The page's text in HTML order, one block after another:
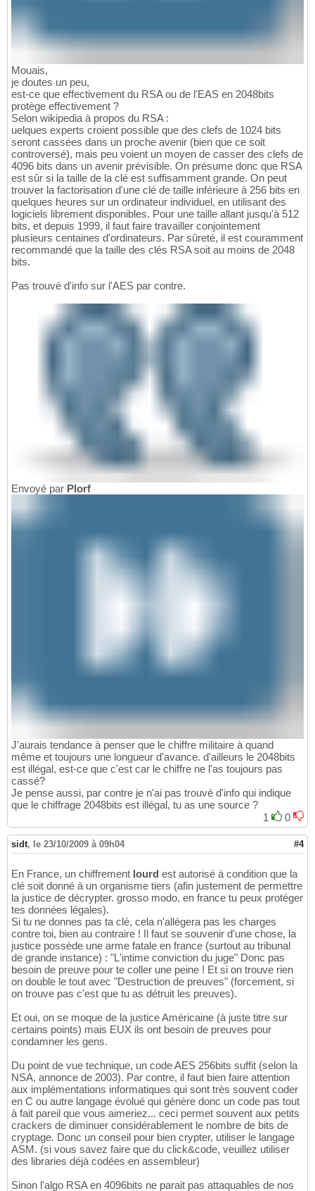
Mouais,
je doutes un peu,
est-ce que effectivement du RSA ou de l'EAS en 2048bits
protège effectivement ?
Selon wikipedia à propos du RSA :
uelques experts croient possible que des clefs de 1024 bits
seront cassées dans un proche avenir (bien que ce soit
controversé), mais peu voient un moyen de casser des clefs de
4096 bits dans un avenir prévisible. On présume donc que RSA
est sûr si la taille de la clé est suffisamment grande. On peut
trouver la factorisation d'une clé de taille inférieure à 256 bits en
quelques heures sur un ordinateur individuel, en utilisant des
logiciels librement disponibles. Pour une taille allant jusqu'à 512
bits, et depuis 1999, il faut faire travailler conjointement
plusieurs centaines d'ordinateurs. Par sûreté, il est couramment
recommandé que la taille des clés RSA soit au moins de 2048
bits.
Pas trouvé d'info sur l'AES par contre.
Envoyé par Plorf
J'aurais tendance à penser que le chiffre militaire à quand
même et toujours une longueur d'avance. d'ailleurs le 2048bits
est illégal, est-ce que c'est car le chiffre ne l'as toujours pas
cassé?
Je pense aussi, par contre je n'ai pas trouvé d'info qui indique
que le chiffrage 2048bits est illégal, tu as une source ?
1
0
sidt, le 23/10/2009 à 09h04 #4
En France, un chiffrement lourd est autorisé à condition que la
clé soit donné à un organisme tiers (afin justement de permettre
la justice de décrypter. grosso modo, en france tu peux protéger
tes données légales).
Si tu ne donnes pas ta clé, cela n'allégera pas les charges
contre toi, bien au contraire ! Il faut se souvenir d'une chose, la
justice possède une arme fatale en france (surtout au tribunal
de grande instance) : "L'intime conviction du juge" Donc pas
besoin de preuve pour te coller une peine ! Et si on trouve rien
on double le tout avec "Destruction de preuves" (forcement, si
on trouve pas c'est que tu as détruit les preuves).
Et oui, on se moque de la justice Américaine (à juste titre sur
certains points) mais EUX ils ont besoin de preuves pour
condamner les gens.
Du point de vue technique, un code AES 256bits suffit (selon la
NSA, annonce de 2003). Par contre, il faut bien faire attention
aux implémentations informatiques qui sont très souvent coder
en C ou autre langage évolué qui génère donc un code pas tout
à fait pareil que vous aimeriez... ceci permet souvent aux petits
crackers de diminuer considérablement le nombre de bits de
cryptage. Donc un conseil pour bien crypter, utiliser le langage
ASM. (si vous savez faire que du click&code, veuillez utiliser
des libraries déjà codées en assembleur)
Sinon l'algo RSA en 4096bits ne parait pas attaquables de nos